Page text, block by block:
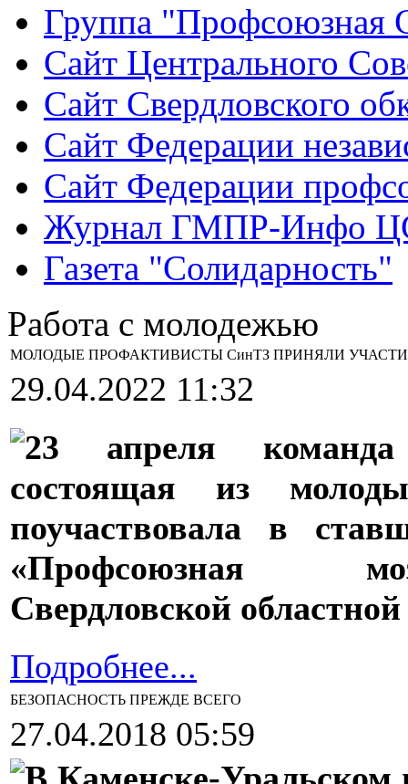
Группа "Профсоюзная
Сайт Центрального
Сайт Свердловского
Сайт Федерации
Сайт Федерации
Журнал ГМПР-Инфо
Газета "Солидарность"
Работа с молодежью
МОЛОДЫЕ ПРОФАКТИВИСТЫ СинТЗ ПРИНЯЛИ
29.04.2022 11:32
23 апреля команда
состоящая из
поучаствовала в
«Профсоюзная
Свердловской
Подробнее...
БЕЗОПАСНОСТЬ ПРЕЖДЕ ВСЕГО
27.04.2018 05:59